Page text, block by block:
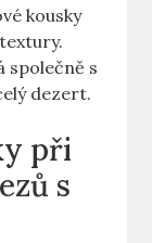
kousky
společně s
dezert.
při
s